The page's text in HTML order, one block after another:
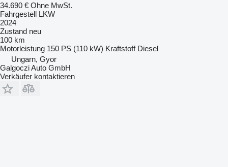
34.690 € Ohne MwSt.
Fahrgestell LKW
2024
Zustand neu
100 km
Motorleistung 150 PS (110 kW) Kraftstoff Diesel
Ungarn, Gyor
Galgoczi Auto GmbH
Verkäufer kontaktieren